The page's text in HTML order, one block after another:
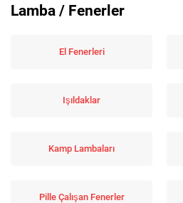
Lamba / Fenerler
El Fenerleri
Işıldaklar
Kamp Lambaları
Pille Çalışan Fenerler